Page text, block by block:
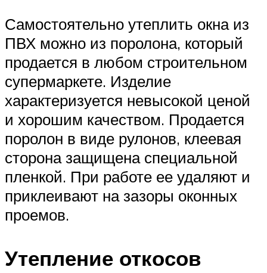
Самостоятельно утеплить окна из
ПВХ можно из поролона, который
продается в любом строительном
супермаркете. Изделие
характеризуется невысокой ценой
и хорошим качеством. Продается
поролон в виде рулонов, клеевая
сторона защищена специальной
пленкой. При работе ее удаляют и
приклеивают на зазоры оконных
проемов.
Утепление откосов